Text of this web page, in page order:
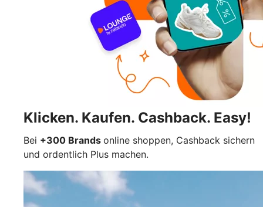
Klicken. Kaufen. Cashback. Easy!
Bei +300 Brands online shoppen, Cashback sichern
und ordentlich Plus machen.